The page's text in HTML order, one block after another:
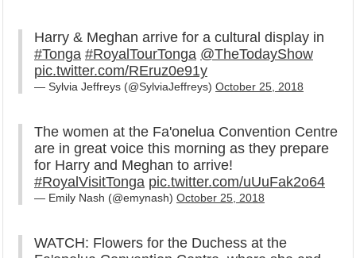
Harry & Meghan arrive for a cultural display in
#Tonga #RoyalTourTonga @TheTodayShow
pic.twitter.com/REruz0e91y
— Sylvia Jeffreys (@SylviaJeffreys) October 25, 2018
The women at the Fa'onelua Convention Centre
are in great voice this morning as they prepare
for Harry and Meghan to arrive!
#RoyalVisitTonga pic.twitter.com/uUuFak2o64
— Emily Nash (@emynash) October 25, 2018
WATCH: Flowers for the Duchess at the